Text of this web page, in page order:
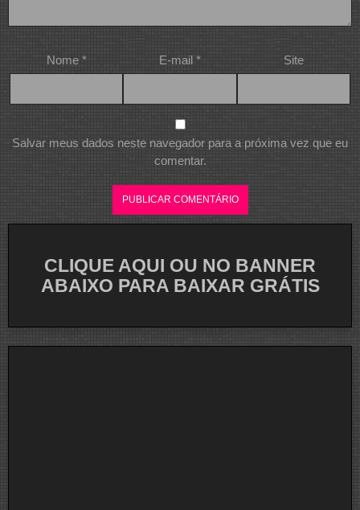
Nome * E-mail * Site
Salvar meus dados neste navegador para a próxima vez que eu
comentar.
CLIQUE AQUI OU NO BANNER
ABAIXO PARA BAIXAR GRÁTIS